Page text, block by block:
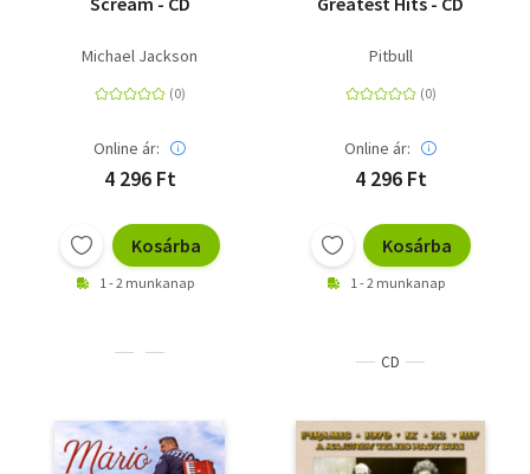
Michael Jackson
Online ár:
4 296 Ft
Kosárba
1 - 2 munkanap
Pitbull
Online ár:
4 296 Ft
Kosárba
1 - 2 munkanap
CD